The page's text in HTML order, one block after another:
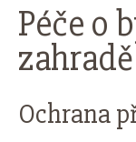
Péče o
zahradě
Ochrana